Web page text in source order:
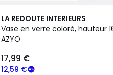
LA REDOUTE INTERIEURS
Vase en verre coloré, hauteur
AZYO
12,59 €
17,99 €
4
/
5